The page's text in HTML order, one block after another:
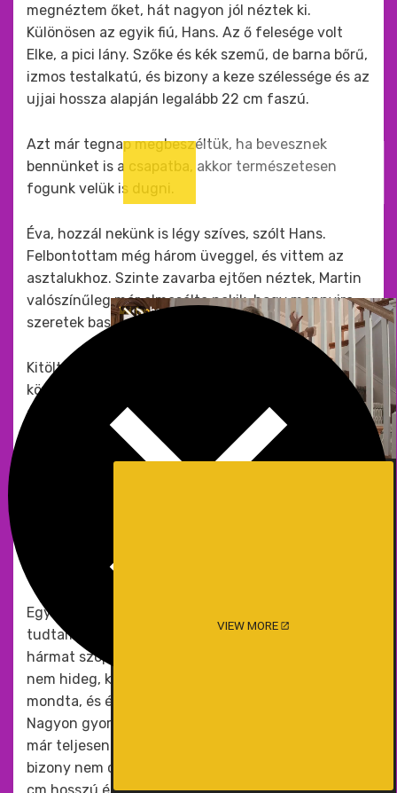
megnéztem őket, hát nagyon jól néztek ki.
Különösen az egyik fiú, Hans. Az ő felesége volt
Elke, a pici lány. Szőke és kék szemű, de barna bőrű,
izmos testalkatú, és bizony a keze szélessége és az
ujjai hossza alapján legalább 22 cm faszú.
Azt már tegnap megbeszéltük, ha bevesznek
bennünket is a csapatba, akkor természetesen
fogunk velük is dugni.
Éva, hozzál nekünk is légy szíves, szólt Hans.
Felbontottam még három üveggel, és vittem az
asztalukhoz. Szinte zavarba ejtően néztek, Martin
valószínűleg már elmesélte nekik, hogy mennyire
szeretek baszni, és nem igazán vannak gátlásaim.
Kitöltöttem a fiuknak a sört, utoljára Hans
következett, ő ült a házigazda mellett. Miközben
előrehajolva töltöttem a sört, Martin kedvesen
megsimogatta a fenekemet. Ettől úgy
meglepődtem, hiszen nem számítottam rá, hogy a
rúdját egészen tövig.
Egy pillanatra megállt még a levegő is. Én sem
tudtam, hogyan történt, de zavaromban, kettőt,
hármat szoptam rajta. Aztán felnéztem, most már
nem hideg, kérdeztem? Kérlek ne hagy abba,
mondta, és én újra ráhajoltam, és tovább szoptam.
Nagyon gyorsan el kezdett duzzadni a farka, és
már teljesen kitöltötte a számat. Megnéztem, hát
bizony nem csapott be az ősi becslési módszer. 22
VIEW MORE